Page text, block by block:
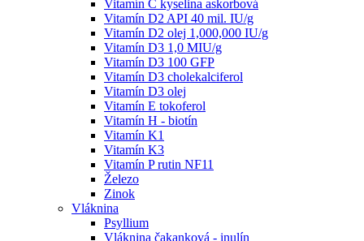
Vitamín C kyselina askorbová
Vitamín D2 API 40 mil. IU/g
Vitamín D2 olej 1,000,000 IU/g
Vitamín D3 1,0 MIU/g
Vitamín D3 100 GFP
Vitamín D3 cholekalciferol
Vitamín D3 olej
Vitamín E tokoferol
Vitamín H - biotín
Vitamín K1
Vitamín K3
Vitamín P rutin NF11
Železo
Zinok
Vláknina
Psyllium
Vláknina čakanková - inulín